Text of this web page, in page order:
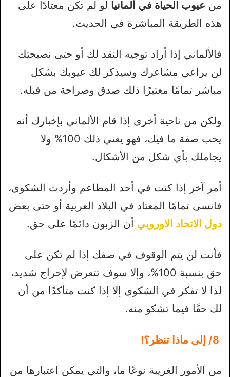
من عيوب الحياة في ألمانيا لو لم تكن معتادًا على
هذه الطريقة المباشرة في الحديث.
فالألماني إذا أراد توجيه النقد لك أو حتى نصيحتك
لن يراعي مشاعرك وسيذكر لك عيوبك بشكل
مباشر تمامًا معتبرًا ذلك صدق وصراحة من قبله.
ولكن من ناحية أخرى إذا قام الألماني بإخبارك أنه
يحب صفة ما فيك، فهو يعني ذلك 100% ولا
يجاملك بأي شكل من الأشكال.
أمر آخر إذا كنت في أحد المطاعم وأردت الشكوى،
فانسى تمامًا المعتاد في البلاد العربية أو حتى بعض
دول الاتحاد الاوروبي أن الزبون دائمًا على حق.
فأنت لن يتم الوقوف في صفك إذا لم تكن على
حق بنسبة 100%، وإلا سوف تتعرض لإحراج شديد،
لذا لا تفكر في الشكوى إلا إذا كنت متأكدًا من أن
لك حقًا فيما تشكو منه.
8/ إلى ماذا تنظر؟!
من الأمور الغريبة نوعًا ما، والتي يمكن اعتبارها من